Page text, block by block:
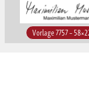
Vorlage 7757 –